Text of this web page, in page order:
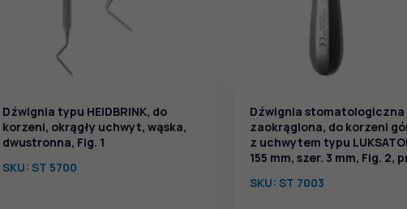
Dźwignia typu HEIDBRINK, do
korzeni, okrągły uchwyt, wąska,
dwustronna, Fig. 1
SKU: ST 5700
Dźwignia stomatologiczna
zaokrąglona, do korzeni
z uchwytem typu
155 mm, szer. 3 mm, Fig. 2,
SKU: ST 7003